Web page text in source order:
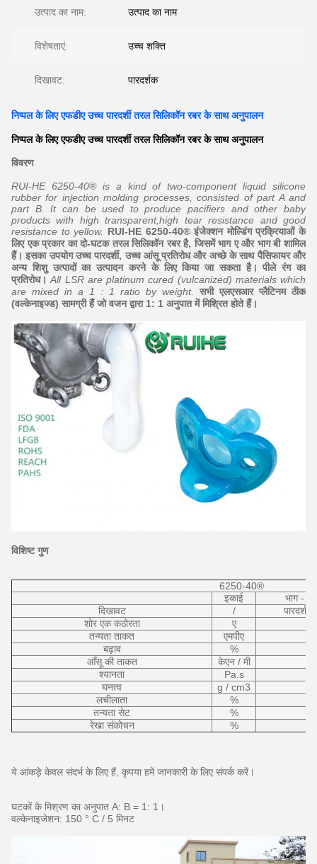
उत्पाद का नाम: उत्पाद का नाम
विशेषताएं: उच्च शक्ति
दिखावट: पारदर्शक
निप्पल के लिए एफडीए उच्च पारदर्शी तरल सिलिकॉन रबर के साथ अनुपालन
निप्पल के लिए एफडीए उच्च पारदर्शी तरल सिलिकॉन रबर के साथ अनुपालन
विवरण
RUI-HE 6250-40® is a kind of two-component liquid silicone
rubber for injection molding processes, consisted of part A and
part B. It can be used to produce pacifiers and other baby
products with high transparent,high tear resistance and good
resistance to yellow. RUI-HE 6250-40® इंजेक्शन मोल्डिंग प्रक्रियाओं के
लिए एक प्रकार का दो-घटक तरल सिलिकॉन रबर है, जिसमें भाग ए और भाग बी शामिल
हैं। इसका उपयोग उच्च पारदर्शी, उच्च आंसू प्रतिरोध और अच्छे के साथ पैसिफायर और
अन्य शिशु उत्पादों का उत्पादन करने के लिए किया जा सकता है। पीले रंग का
प्रतिरोध। All LSR are platinum cured (vulcanized) materials which
are mixed in a 1 : 1 ratio by weight.
सभी एलएसआर प्लैटिनम ठीक
(वल्केनाइज्ड) सामग्री हैं जो वजन द्वारा 1: 1 अनुपात में मिश्रित होते हैं।
विशिष्ट गुण
6250-40®
इकाई
भाग - ए
दिखावट
/
पारदर्शक
शोर एक कठोरता
ए
तन्यता ताकत
एमपीए
बढ़ाव
%
आँसू की ताकत
केएन / मी
श्यानता
Pa.s
घनत्व
g / cm3
लचीलाता
%
तन्यता सेट
%
रेखा संकोचन
%
ये आंकड़े केवल संदर्भ के लिए हैं, कृपया हमें जानकारी के लिए संपर्क करें।
घटकों के मिश्रण का अनुपात A: B = 1: 1।
वल्केनाइजेशन: 150 ° C / 5 मिनट